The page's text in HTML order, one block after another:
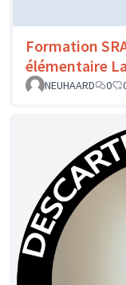
Formation
élémentaire
NEUHAARD
0